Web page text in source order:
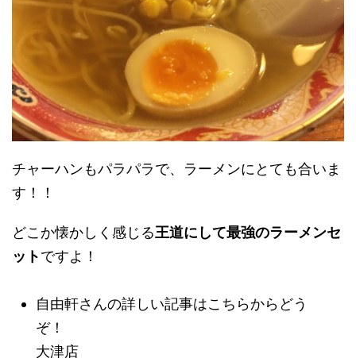
チャーハンもパラパラで、ラーメンにとても合いま
す！！
どこか懐かしく感じる王道にして最強のラーメンセ
ットですよ！
自由軒さんの詳しい記事はこちらからどう
ぞ！
大津店